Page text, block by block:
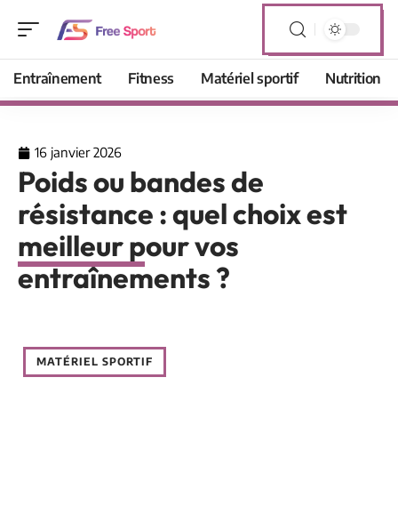
Entraînement Fitness Matériel sportif Nutrition
16 janvier 2026
Poids ou bandes de
résistance : quel choix est
meilleur pour vos
entraînements ?
MATÉRIEL SPORTIF